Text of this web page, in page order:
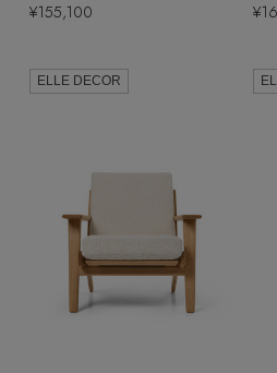
¥155,100
ELLE DECOR